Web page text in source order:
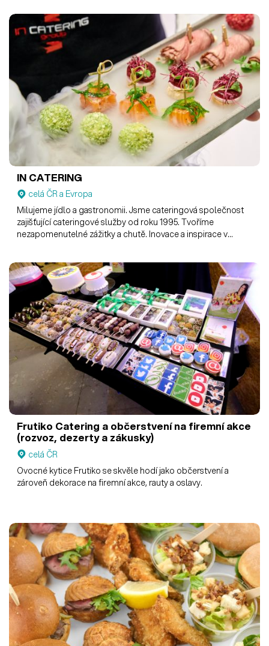
IN CATERING
celá ČR a Evropa
Milujeme jídlo a gastronomii. Jsme cateringová společnost
zajišťující cateringové služby od roku 1995. Tvoříme
nezapomenutelné zážitky a chutě. Inovace a inspirace v
Frutiko Catering a občerstvení na firemní akce
(rozvoz, dezerty a zákusky)
celá ČR
Ovocné kytice Frutiko se skvěle hodí jako občerstvení a
zároveň dekorace na firemní akce, rauty a oslavy.